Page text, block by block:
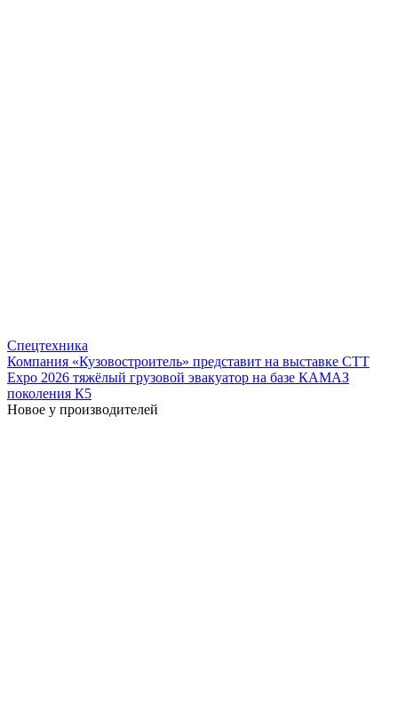
Спецтехника
Компания «Кузовостроитель» представит на выставке CTT
Expo 2026 тяжёлый грузовой эвакуатор на базе КАМАЗ
поколения К5
Новое у производителей